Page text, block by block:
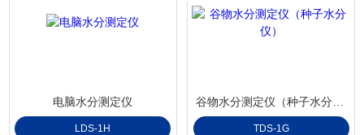
电脑水分测定仪
LDS-1H TDS-1G